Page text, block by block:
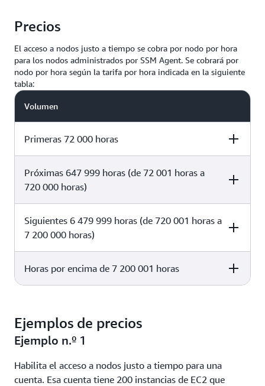
Precios
El acceso a nodos justo a tiempo se cobra por nodo por hora
para los nodos administrados por SSM Agent. Se cobrará por
nodo por hora según la tarifa por hora indicada en la siguiente
tabla:
Volumen
Primeras 72 000 horas
Precio por nodo por hora
0,0137 USD
Próximas 647 999 horas (de 72 001 horas a
720 000 horas)
Precio por nodo por hora
0,0103 USD
Siguientes 6 479 999 horas (de 720 001 horas a
7 200 000 horas)
Precio por nodo por hora
Horas por encima de 7 200 001 horas
0,0014 USD
Ejemplos de precios
Ejemplo n.º 1
Habilita el acceso a nodos justo a tiempo para una
cuenta. Esa cuenta tiene 200 instancias de EC2 que